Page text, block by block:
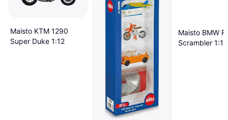
Maisto KTM 1290
Super Duke 1:12
Maisto BMW
Scrambler 1:12